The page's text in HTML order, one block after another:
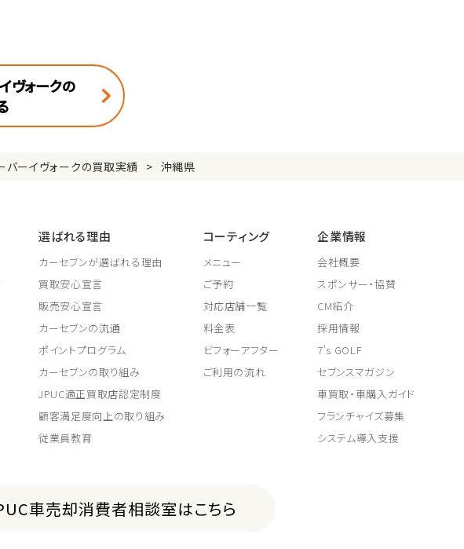
ヴォークの
ーイヴォークの買取実績 沖縄県
選ばれる理由
カーセブンが選ばれる理由
買取安心宣言
販売安心宣言
カーセブンの流通
ポイントプログラム
カーセブンの取り組み
JPUC適正買取店認定制度
顧客満足度向上の取り組み
従業員教育
コーティング
メニュー
ご予約
対応店舗一覧
料金表
ビフォーアフター
ご利用の流れ
企業情報
会社概要
スポンサー・協賛
CM紹介
採用情報
7's GOLF
セブンスマガジン
車買取・車購入ガイド
フランチャイズ募集
システム導入支援
車売却消費者相談室はこちら